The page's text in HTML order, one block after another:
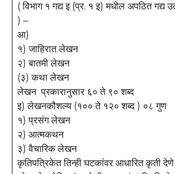
( विभाग १ गद्य इ (प्र. १ इ) मधील अपठित गद्य
) –
आ)
१) जाहिरात लेखन
२) बातमी लेखन
(३) कथा लेखन
लेखन प्रकारानुसार ६० ते ९० शब्द
इ) लेखनकौशल्य (१०० ते १२० शब्द ) ०८ गुण
१) प्रसंग लेखन
२) आत्मकथन
३) वैचारिक लेखन
कृतिपत्रिकेत तिन्ही घटकांवर आधारित कृती